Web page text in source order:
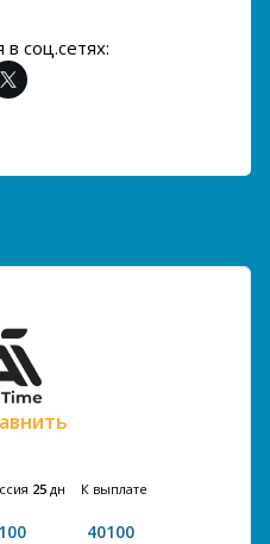
соц.сетях:
25 дн
100
К выплате
40100